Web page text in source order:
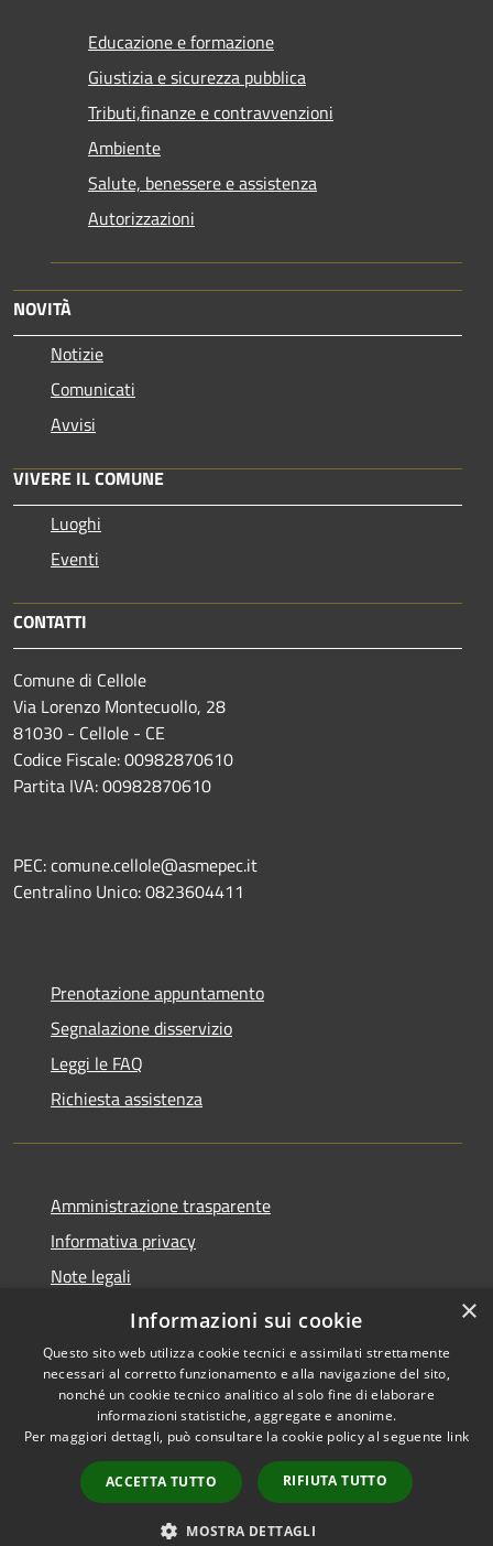
Educazione e formazione
Giustizia e sicurezza pubblica
Tributi,finanze e contravvenzioni
Ambiente
Salute, benessere e assistenza
Autorizzazioni
NOVITÀ
Notizie
Comunicati
Avvisi
VIVERE IL COMUNE
Luoghi
Eventi
CONTATTI
Comune di Cellole
Via Lorenzo Montecuollo, 28
81030 - Cellole - CE
Codice Fiscale: 00982870610
Partita IVA: 00982870610
PEC: comune.cellole@asmepec.it
Centralino Unico: 0823604411
Prenotazione appuntamento
Segnalazione disservizio
Leggi le FAQ
Richiesta assistenza
Amministrazione trasparente
Informativa privacy
Note legali
Dichiarazione di accessibilità
Accessibilità
Copyright © 2026 • Comune di
Cellole • Powered by
Municipium•
Accesso
redazione
×
Informazioni sui cookie
Questo sito web utilizza cookie tecnici e assimilati strettamente
necessari al corretto funzionamento e alla navigazione del sito,
nonché un cookie tecnico analitico al solo fine di elaborare
informazioni statistiche, aggregate e anonime.
Per maggiori dettagli, può consultare la cookie policy al seguente link
ACCETTA TUTTO RIFIUTA TUTTO
MOSTRA DETTAGLI